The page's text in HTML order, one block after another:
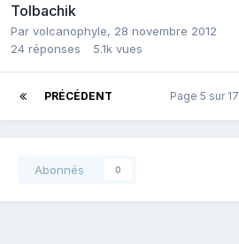
Tolbachik
Par volcanophyle, 28 novembre 2012
24 réponses 5.1k vues
PRÉCÉDENT Page 5 sur 17
Abonnés 0